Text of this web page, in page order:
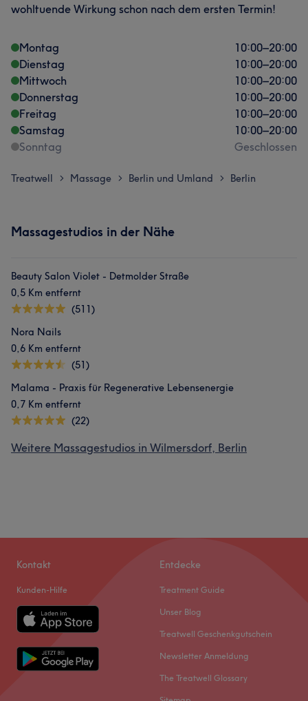
wohltuende Wirkung schon nach dem ersten Termin!
Montag 10:00–20:00
Dienstag
10:00–20:00
Mittwoch
10:00–20:00
Donnerstag
10:00–20:00
Freitag
10:00–20:00
Samstag
10:00–20:00
Sonntag
Geschlossen
Treatwell > Massage > Berlin und Umland > Berlin
Massagestudios in der Nähe
Beauty Salon Violet - Detmolder Straße
0,5 Km entfernt
(511)
Nora Nails
0,6 Km entfernt
(51)
Malama - Praxis für Regenerative Lebensenergie
0,7 Km entfernt
(22)
Weitere Massagestudios in Wilmersdorf, Berlin
Kontakt
Kunden-Hilfe
Entdecke
Treatment Guide
Unser Blog
Treatwell Geschenkgutschein
Newsletter Anmeldung
The Treatwell Glossary